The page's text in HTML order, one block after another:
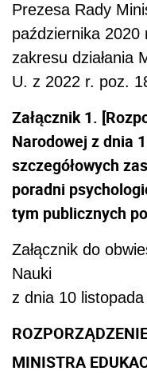
Prezesa Rady
października 2020
zakresu działania
U. z 2022 r. poz.
Załącznik 1.
Narodowej z dnia
szczegółowych
poradni
tym publicznych
Załącznik do
Nauki
z dnia 10
MINISTRA